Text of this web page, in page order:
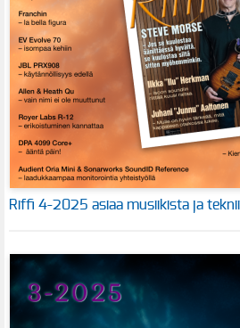
Riffi 4-2025 asiaa musiikista ja